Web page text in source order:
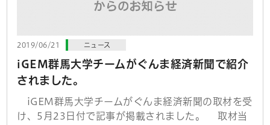
2019/06/21 ニュース
iGEM群馬大学チームがぐんま経済新聞で紹介
されました。
iGEM群馬大学チームがぐんま経済新聞の取材を受
け、5月23日付で記事が掲載されました。 取材当